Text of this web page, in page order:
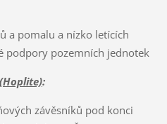
a pomalu a nízko letících
podpory pozemních jednotek
:
závěsníků pod konci